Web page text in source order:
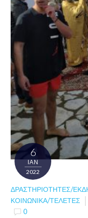
6
ΙΑΝ
2022
ΔΡΑΣΤΗΡΙΌΤΗΤΕΣ/
ΚΟΙΝΩΝΙΚΆ/ΤΕΛΕΤΈΣ
0